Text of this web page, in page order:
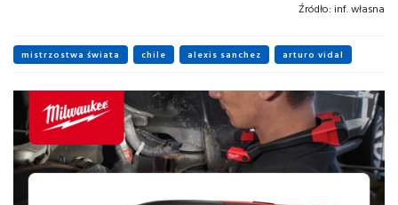
Źródło: inf. własna
mistrzostwa świata chile alexis sanchez arturo vidal